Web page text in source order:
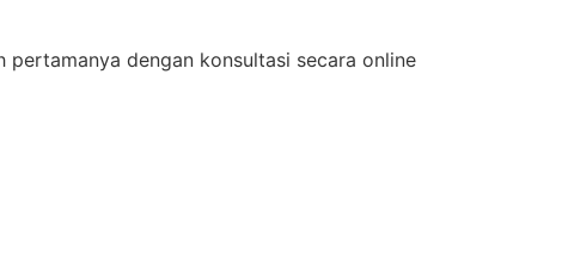
dengan konsultasi secara online